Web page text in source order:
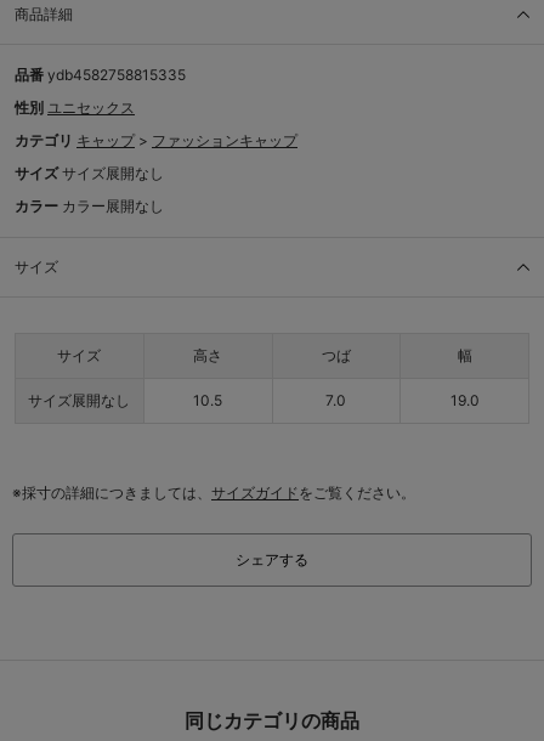
商品詳細
品番 ydb4582758815335
性別 ユニセックス
カテゴリ キャップ > ファッションキャップ
サイズ サイズ展開なし
カラー カラー展開なし
サイズ
サイズ 高さ つば 幅
サイズ展開なし 10.5 7.0 19.0
※採寸の詳細につきましては、 サイズガイドをご覧ください。
シェアする
同じカテゴリの商品